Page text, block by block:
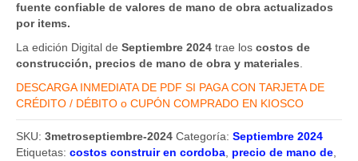
fuente confiable de valores de mano de obra actualizados
por items.
La edición Digital de Septiembre 2024 trae los costos de
construcción, precios de mano de obra y materiales.
DESCARGA INMEDIATA DE PDF SI PAGA CON TARJETA DE
CRÉDITO / DÉBITO o CUPÓN COMPRADO EN KIOSCO
SKU: 3metroseptiembre-2024 Categoría: Septiembre 2024
Etiquetas: costos construir en cordoba, precio de mano de,